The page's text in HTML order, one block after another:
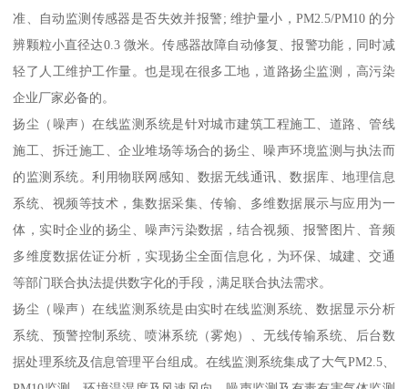
准、自动监测传感器是否失效并报警; 维护量小，PM2.5/PM10 的分
辨颗粒小直径达0.3 微米。传感器故障自动修复、报警功能，同时减
轻了人工维护工作量。也是现在很多工地，道路扬尘监测，高污染
企业厂家必备的。
扬尘（噪声）在线监测系统是针对城市建筑工程施工、道路、管线
施工、拆迁施工、企业堆场等场合的扬尘、噪声环境监测与执法而
的监测系统。利用物联网感知、数据无线通讯、数据库、地理信息
系统、视频等技术，集数据采集、传输、多维数据展示与应用为一
体，实时企业的扬尘、噪声污染数据，结合视频、报警图片、音频
多维度数据佐证分析，实现扬尘全面信息化，为环保、城建、交通
等部门联合执法提供数字化的手段，满足联合执法需求。
扬尘（噪声）在线监测系统是由实时在线监测系统、数据显示分析
系统、预警控制系统、喷淋系统（雾炮）、无线传输系统、后台数
据处理系统及信息管理平台组成。在线监测系统集成了大气PM2.5、